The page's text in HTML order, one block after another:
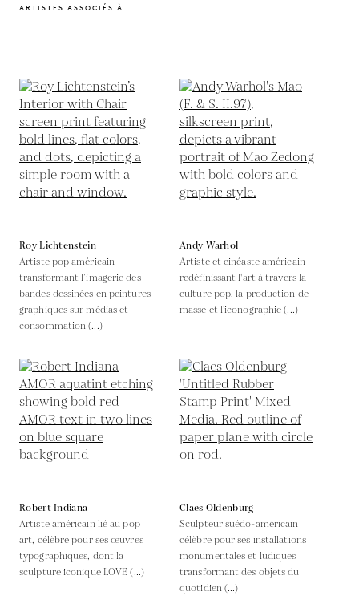
ARTISTES ASSOCIÉS À
Roy Lichtenstein
Artiste pop américain
transformant l’imagerie des
bandes dessinées en peintures
graphiques sur médias et
consommation (...)
Andy Warhol
Artiste et cinéaste américain
redéfinissant l'art à travers la
culture pop, la production de
masse et l'iconographie (...)
Robert Indiana
Artiste américain lié au pop
art, célèbre pour ses œuvres
typographiques, dont la
sculpture iconique LOVE (...)
Claes Oldenburg
Sculpteur suédo-américain
célèbre pour ses installations
monumentales et ludiques
transformant des objets du
quotidien (...)